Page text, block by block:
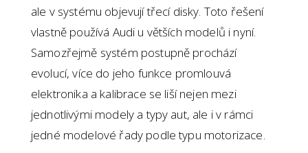
ale v systému objevují třecí disky. Toto řešení
vlastně používá Audi u větších modelů i nyní.
Samozřejmě systém postupně prochází
evolucí, více do jeho funkce promlouvá
elektronika a kalibrace se liší nejen mezi
jednotlivými modely a typy aut, ale i v rámci
jedné modelové řady podle typu motorizace.